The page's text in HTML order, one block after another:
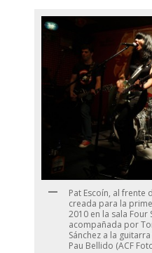
Pat Escoín, al frente
creada para la
2010 en la sala Four
acompañada por
Sánchez a la
Pau Bellido (ACF